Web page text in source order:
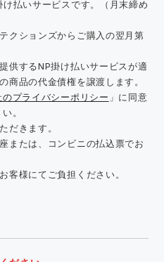
払いサービスです。（月末締め
クションズからご購入の翌月第
供するNP掛け払いサービスが適
商品の代金債権を譲渡します。
プライバシーポリシー 」に同意
。
だきます。
または、コンビニの払込票でお
客様にてご負担ください。